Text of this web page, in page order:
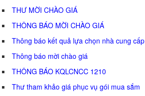
THƯ MỜI CHÀO GIÁ
THÔNG BÁO MỜI CHÀO GIÁ
Thông báo kết quả lựa chọn nhà cung cấp
Thông báo mời chào giá
THÔNG BÁO KQLCNCC 1210
Thư tham khảo giá phục vụ gói mua sắm